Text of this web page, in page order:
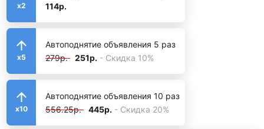
x2
114р.
x5
Автоподнятие объявления 5 раз
279р. 251р. - Скидка 10%
x10
Автоподнятие объявления 10 раз
556.25р. 445р. - Скидка 20%